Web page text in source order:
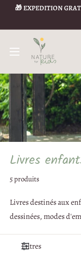
🎁 EXPEDITION
Livres
5 produits
Livres destinés aux
dessinées, modes
Filtres